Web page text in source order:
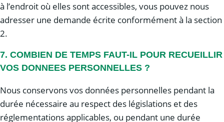
à l’endroit où elles sont accessibles, vous pouvez nous
adresser une demande écrite conformément à la section
2.
7. COMBIEN DE TEMPS FAUT-IL POUR RECUEILLIR
VOS DONNEES PERSONNELLES ?
Nous conservons vos données personnelles pendant la
durée nécessaire au respect des législations et des
réglementations applicables, ou pendant une durée